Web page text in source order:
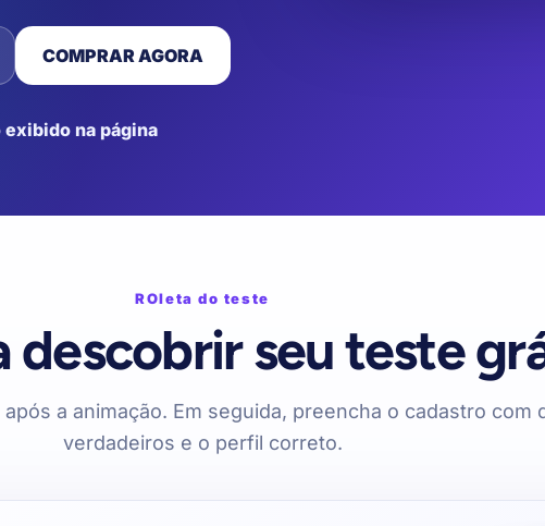
COMPRAR AGORA
exibido na página
ROleta do teste
descobrir seu teste
a animação. Em seguida, preencha o cadastro com
verdadeiros e o perfil correto.